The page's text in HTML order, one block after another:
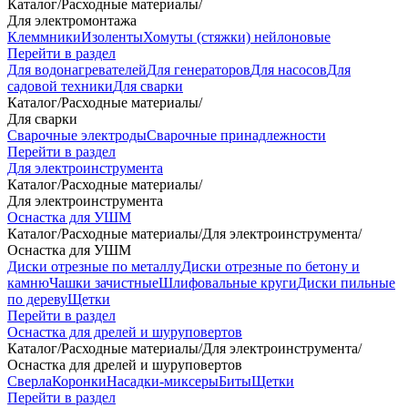
Каталог/Расходные материалы/
Для электромонтажа
КлеммникиИзолентыХомуты (стяжки) нейлоновые
Перейти в раздел
Для водонагревателейДля генераторовДля насосовДля
садовой техникиДля сварки
Каталог/Расходные материалы/
Для сварки
Сварочные электродыСварочные принадлежности
Перейти в раздел
Для электроинструмента
Каталог/Расходные материалы/
Для электроинструмента
Оснастка для УШМ
Каталог/Расходные материалы/Для электроинструмента/
Оснастка для УШМ
Диски отрезные по металлуДиски отрезные по бетону и
камнюЧашки зачистныеШлифовальные кругиДиски пильные
по деревуЩетки
Перейти в раздел
Оснастка для дрелей и шуруповертов
Каталог/Расходные материалы/Для электроинструмента/
Оснастка для дрелей и шуруповертов
СверлаКоронкиНасадки-миксерыБитыЩетки
Перейти в раздел